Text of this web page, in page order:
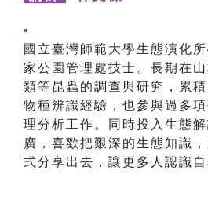
國立臺灣師範大學生態演化
家公園管理處技士。長期在
類等昆蟲的調查與研究，累
物種辨識經驗，也參與過多
理分析工作。同時投入生態
廣，喜歡把艱深的生態知識
式分享出去，讓更多人認識自